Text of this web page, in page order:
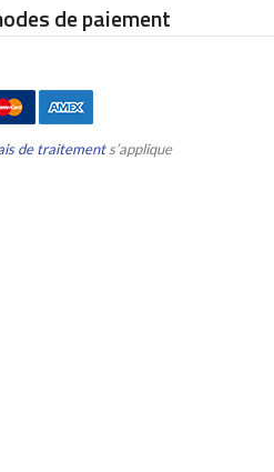
de paiement
de traitements’applique